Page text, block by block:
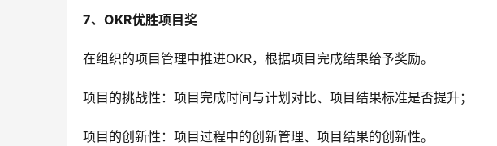
7、OKR优胜项目奖
在组织的项目管理中推进OKR，根据项目完成结果给予奖励。
项目的挑战性：项目完成时间与计划对比、项目结果标准是否提升；
项目的创新性：项目过程中的创新管理、项目结果的创新性。